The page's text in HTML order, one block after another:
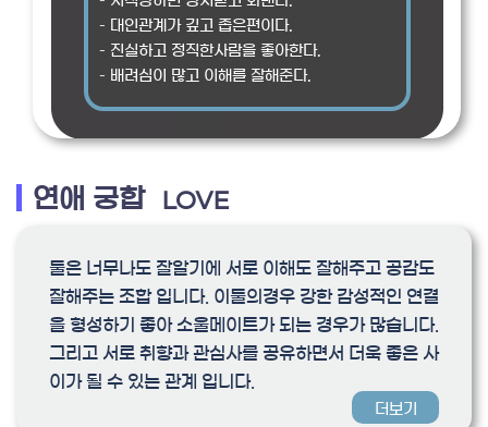
– 대인관계가 깊고 좁은편이다.
– 진실하고 정직한사람을 좋아한다.
– 배려심이 많고 이해를 잘해준다.
연애 궁합 LOVE
둘은 너무나도 잘알기에 서로 이해도 잘해주고 공감도
잘해주는 조합 입니다. 이둘의경우 강한 감성적인 연결
을 형성하기 좋아 소울메이트가 되는 경우가 많습니다.
그리고 서로 취향과 관심사를 공유하면서 더욱 좋은 사
이가 될 수 있는 관계 입니다.
더보기